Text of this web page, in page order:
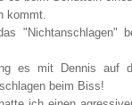
kommt.
"Nichtanschlagen"
es mit Dennis auf
beim Biss!